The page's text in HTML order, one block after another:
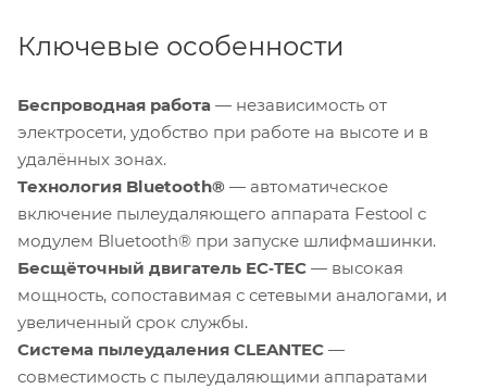
Ключевые особенности
Беспроводная работа — независимость от
электросети, удобство при работе на высоте и в
удалённых зонах.
Технология Bluetooth® — автоматическое
включение пылеудаляющего аппарата Festool с
модулем Bluetooth® при запуске шлифмашинки.
Бесщёточный двигатель EC‑TEC — высокая
мощность, сопоставимая с сетевыми аналогами, и
увеличенный срок службы.
Система пылеудаления CLEANTEC —
совместимость с пылеудаляющими аппаратами